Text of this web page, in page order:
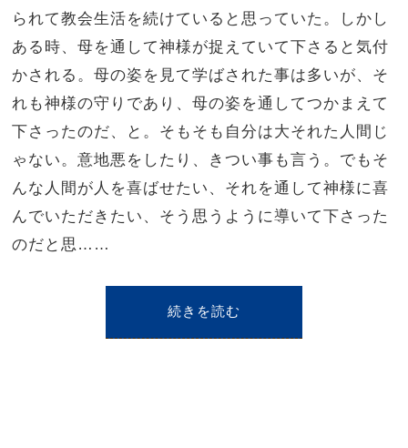
られて教会生活を続けていると思っていた。しかし
ある時、母を通して神様が捉えていて下さると気付
かされる。母の姿を見て学ばされた事は多いが、そ
れも神様の守りであり、母の姿を通してつかまえて
下さったのだ、と。そもそも自分は大それた人間じ
ゃない。意地悪をしたり、きつい事も言う。でもそ
んな人間が人を喜ばせたい、それを通して神様に喜
んでいただきたい、そう思うように導いて下さった
のだと思……
続きを読む